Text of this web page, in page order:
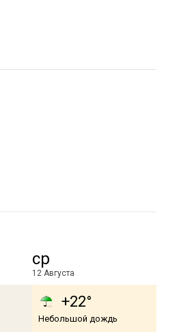
ср
12 Августа
+22°
Небольшой дождь